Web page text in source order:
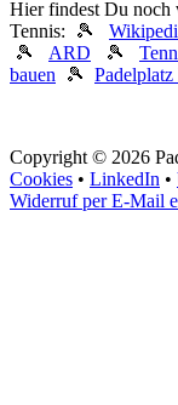
Hier findest Du noch
Tennis: 🎾
🎾 ARD 🎾
bauen 🎾
Copyright © 2026
Cookies • LinkedIn •
Widerruf per E-Mail